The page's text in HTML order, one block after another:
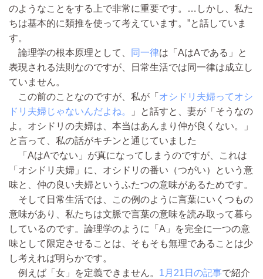
のようなことをする上で非常に重要です。…しかし、私た
ちは基本的に類推を使って考えています。”と話していま
す。
論理学の根本原理として、
同一律は「AはAである」と
表現される法則なのですが、日常生活では同一律は成立し
ていません。
この前のことなのですが、私が「 オシドリ夫婦ってオシ
ドリ夫婦じゃないんだよね。
」と話すと、妻が「そうなの
よ。オシドリの夫婦は、本当はあんまり仲が良くない。」
と言って、私の話がキチンと通じていました
「AはAでない」が真になってしまうのですが、これは
「オシドリ夫婦」に、オシドリの番い（つがい）という意
味と、仲の良い夫婦というふたつの意味があるためです。
そして日常生活では、この例のように言葉にいくつもの
意味があり、私たちは文脈で言葉の意味を読み取って暮ら
しているのです。論理学のように「A」を完全に一つの意
味として限定させることは、そもそも無理であることは少
し考えれば明らかです。
例えば「女」を定義できません。 1月21日の記事で紹介